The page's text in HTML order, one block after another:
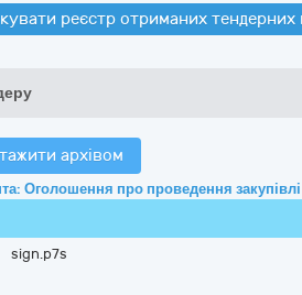
реєстр отриманих тендерних
архівом
Оголошення про проведення закупівлі
sign.p7s